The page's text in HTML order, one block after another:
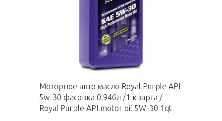
Моторное авто масло Royal Purple API
5w-30 фасовка 0.946л /1 кварта /
Royal Purple API motor oil 5W-30 1qt